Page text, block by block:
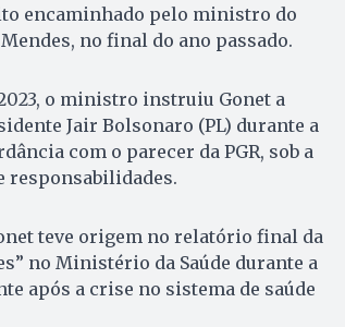
encaminhado pelo ministro do
no final do ano passado.
o ministro instruiu Gonet a
Jair Bolsonaro (PL) durante a
com o parecer da PGR, sob a
responsabilidades.
teve origem no relatório final da
no Ministério da Saúde durante a
após a crise no sistema de saúde